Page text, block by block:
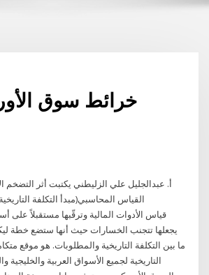
خرائط سوق
أ. عبدالجليل علي الزليطني يكتبت أثر التضخم
القياس المحاسبي(مبدأ التكلفة
قياس الأدوات المالية وترقّبها مستقبلاً على
يجعلها تتجنب الخسارات حيث أنها ستضع خطة
ما بين التكلفة التاريخية والمطلوبات. هو موقع
التاريخية لجميع الأسواق العربية والخليجية